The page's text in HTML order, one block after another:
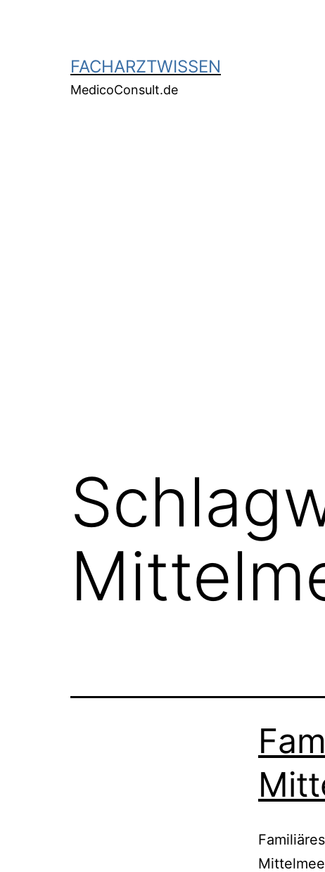
FACHARZTWISSEN
MedicoConsult.de